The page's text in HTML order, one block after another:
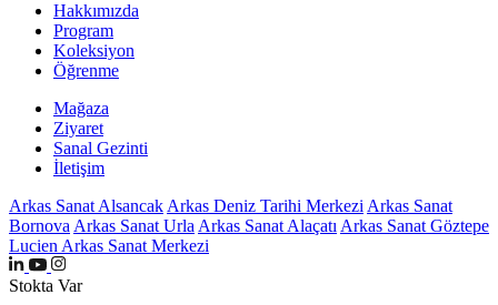
Hakkımızda
Program
Koleksiyon
Öğrenme
Mağaza
Ziyaret
Sanal Gezinti
İletişim
Arkas Sanat Alsancak Arkas Deniz Tarihi Merkezi Arkas Sanat
Bornova Arkas Sanat Urla Arkas Sanat Alaçatı Arkas Sanat Göztepe
Lucien Arkas Sanat Merkezi
Stokta Var